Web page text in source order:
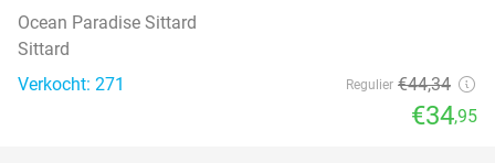
Ocean Paradise Sittard
Sittard
Verkocht: 271
Regulier €44,34
€34,95